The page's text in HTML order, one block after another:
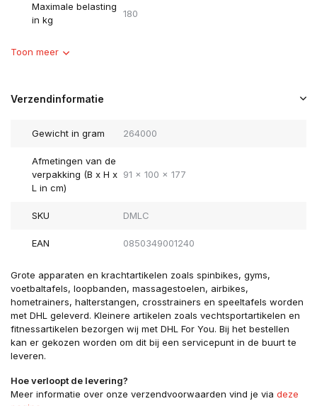
Maximale belasting
in kg
180
Toon meer
Verzendinformatie
Gewicht in gram 264000
Afmetingen van de
verpakking (B x H x
L in cm)
91 x 100 x 177
SKU DMLC
EAN 0850349001240
Grote apparaten en krachtartikelen zoals spinbikes, gyms,
voetbaltafels, loopbanden, massagestoelen, airbikes,
hometrainers, halterstangen, crosstrainers en speeltafels worden
met DHL geleverd. Kleinere artikelen zoals vechtsportartikelen en
fitnessartikelen bezorgen wij met DHL For You. Bij het bestellen
kan er gekozen worden om dit bij een servicepunt in de buurt te
leveren.
Hoe verloopt de levering?
Meer informatie over onze verzendvoorwaarden vind je via deze